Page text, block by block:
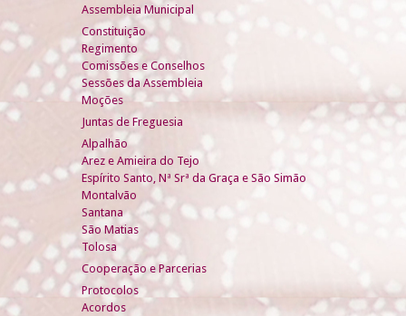
Assembleia Municipal
Constituição
Regimento
Comissões e Conselhos
Sessões da Assembleia
Moções
Juntas de Freguesia
Alpalhão
Arez e Amieira do Tejo
Espírito Santo, Nª Srª da Graça e São Simão
Montalvão
Santana
São Matias
Tolosa
Cooperação e Parcerias
Protocolos
Acordos